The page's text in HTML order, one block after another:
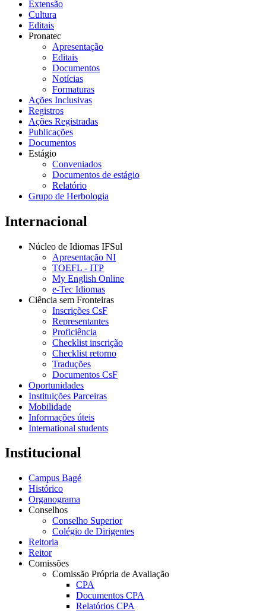
Extensão
Cultura
Editais
Pronatec
Apresentação
Editais
Documentos
Notícias
Formaturas
Ações Inclusivas
Registros
Ações Registradas
Publicações
Documentos
Estágio
Conveniados
Documentos de estágio
Relatório
Grupo de Herbologia
Internacional
Núcleo de Idiomas IFSul
Apresentação NI
TOEFL - ITP
My English Online
e-Tec Idiomas
Ciência sem Fronteiras
Inscrições CsF
Representantes
Proficiência
Checklist inscrição
Checklist retorno
Traduções
Documentos CsF
Oportunidades
Instituições Parceiras
Mobilidade
Informações úteis
International students
Institucional
Campus Bagé
Histórico
Organograma
Conselhos
Conselho Superior
Colégio de Dirigentes
Reitoria
Reitor
Comissões
Comissão Própria de Avaliação
CPA
Documentos CPA
Relatórios CPA